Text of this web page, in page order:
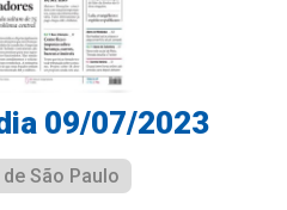
09/07/2023
São Paulo